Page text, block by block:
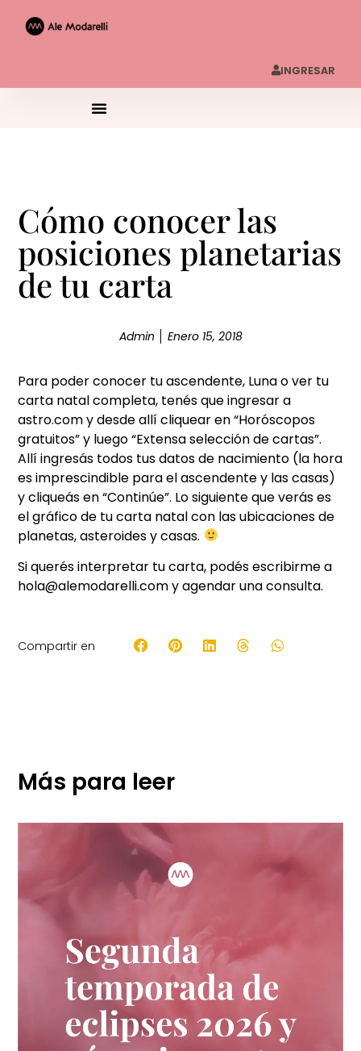
INGRESAR
Cómo conocer las
posiciones planetarias
de tu carta
Admin Enero 15, 2018
Para poder conocer tu ascendente, Luna o ver tu
carta natal completa, tenés que ingresar a
astro.com y desde allí cliquear en “Horóscopos
gratuitos” y luego “Extensa selección de cartas”.
Allí ingresás todos tus datos de nacimiento (la hora
es imprescindible para el ascendente y las casas)
y cliqueás en “Continúe”. Lo siguiente que verás es
el gráfico de tu carta natal con las ubicaciones de
planetas, asteroides y casas.
Si querés interpretar tu carta, podés escribirme a
hola@alemodarelli.com y agendar una consulta.
Compartir en
Más para leer